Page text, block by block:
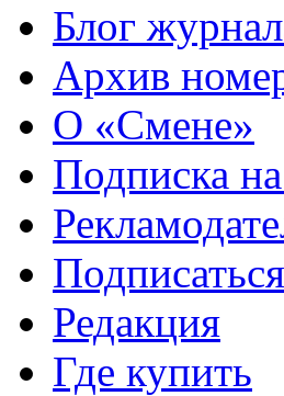
Блог
Архив
О «Смене»
Подписка
Редакция
Где купить